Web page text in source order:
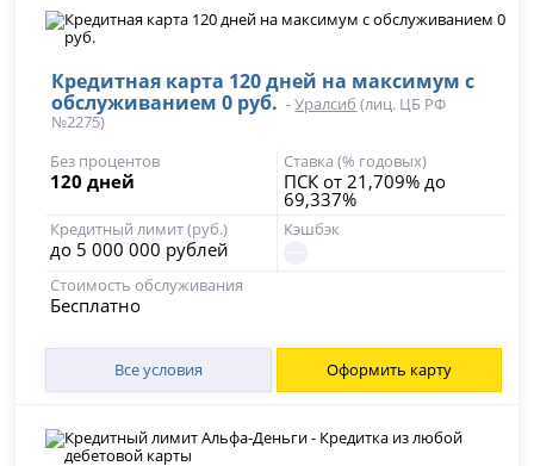
Кредитная карта 120 дней на максимум с
обслуживанием 0 руб. -Уралсиб (лиц. ЦБ РФ
№2275)
Без процентов
120 дней
Ставка (% годовых)
ПСК от 21,709% до
69,337%
Кредитный лимит (руб.)
до 5 000 000 рублей
Кэшбэк
Стоимость обслуживания
Бесплатно
Все условия Оформить карту